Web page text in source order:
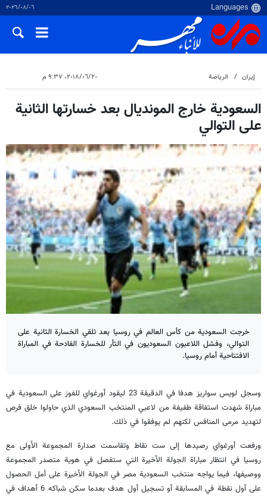
٠٦‏/٠٨‏/٢٠٢٦
إيران الرياضة ٢٠‏/٠٦‏/٢٠١٨، ٩:٣٧ م
السعودية خارج المونديال بعد خسارتها الثانية
على التوالي
خرجت السعودية من كأس العالم في روسيا بعد تلقي الخسارة الثانية على
التوالي، وفشل اللاعبون السعوديون في الثأر للخسارة الفادحة في المباراة
الافتتاحية أمام روسيا.
وسجل لويس سواريز هدفا في الدقيقة 23 ليقود أورغواي للفوز على السعودية في
مباراة شهدت استفاقة طفيفة من لاعبي المنتخب السعودي الذي حاولوا خلق فرص
لتهديد مرمى المنافس لكنهم لم يوفقوا في ذلك.
ورفعت أورغواي رصيدها إلى ست نقاط وتقاسمت صدارة المجموعة الأولى مع
روسيا في انتظار مباراة الجولة الأخيرة التي ستفصل في هوية متصدر المجموعة
ووصيفها، فيما يواجه منتخب السعودية مصر في الجولة الأخيرة على أمل الحصول
على أول نقطة في المسابقة أو تسجيل أول هدف بعدما سكن شباكه 6 أهداف في